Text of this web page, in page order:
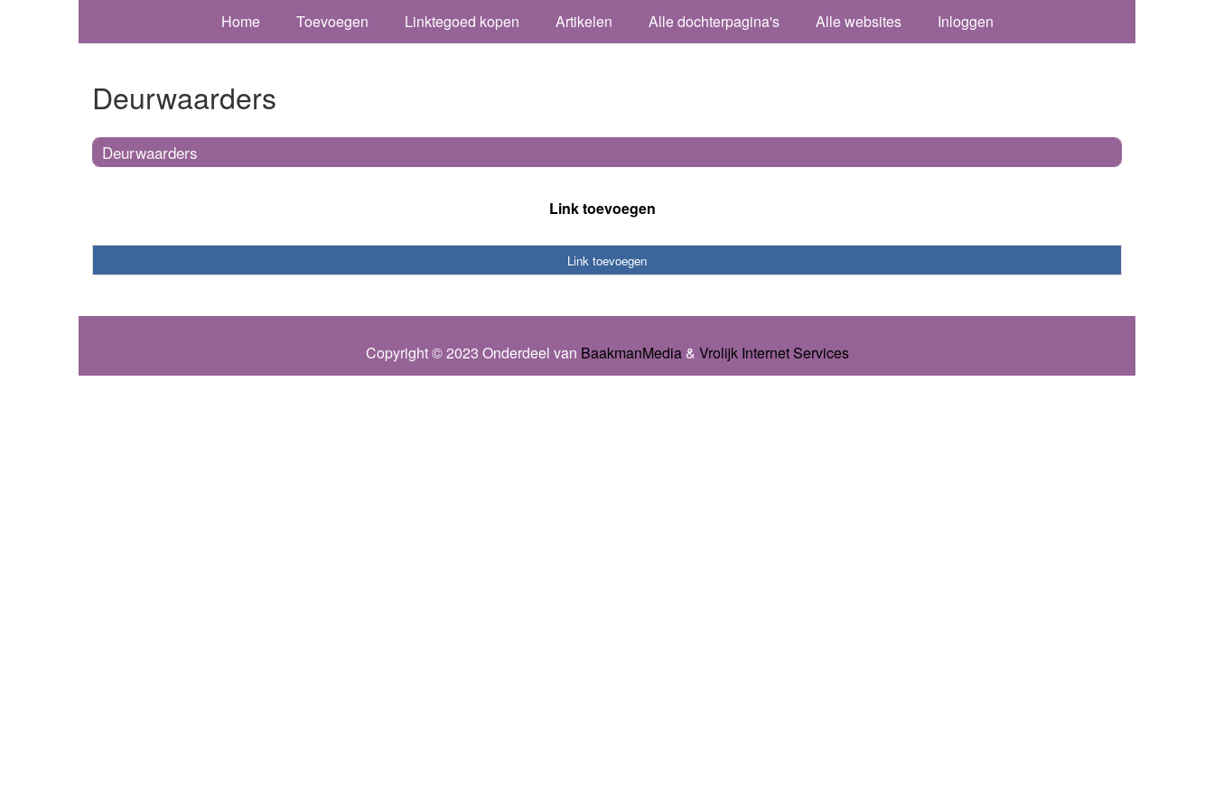
Home Toevoegen Linktegoed kopen Artikelen Alle dochterpagina's Alle websites Inloggen
Deurwaarders
Deurwaarders
Link toevoegen
Link toevoegen
Copyright © 2023 Onderdeel van BaakmanMedia& Vrolijk Internet Services